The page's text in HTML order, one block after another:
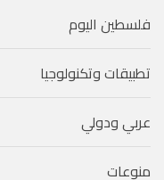
فلسطين اليوم
تطبيقات وتكنولوجيا
عربي ودولي
منوعات